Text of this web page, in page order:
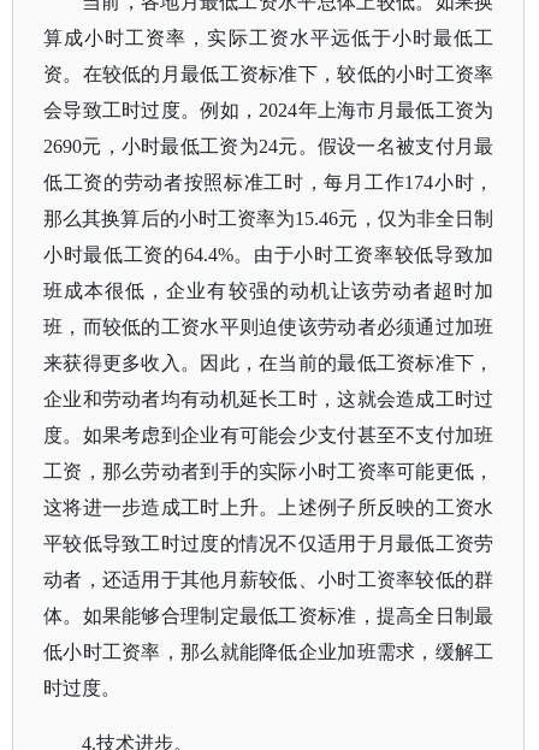
算成小时工资率，实际工资水平远低于小时最低工
资。 在较低的月最低工资标准下，较低的小时工资率
会导致工时过度。例如， 2024年上海市月最低工资为
2690元，小时最低工资为24元。假设一名被支付月最
低工资的劳动者按照标准工时，每月工作174小时，
那么其换算后的小时工资率为15.46元，仅为非全日制
小时最低工资的64.4%。由于小时工资率较低导致加
班成本很低，企业有较强的动机让该劳动者超时加
班，而较低的工资水平则迫使该劳动者必须通过加班
来获得更多收入。因此，在当前的最低工资标准下，
企业和劳动者均有动机延长工时，这就会造成工时过
度。如果考虑到企业有可能会少支付甚至不支付加班
工资，那么劳动者到手的实际小时工资率可能更低，
这将进一步造成工时上升。上述例子所反映的工资水
平较低导致工时过度的情况不仅适用于月最低工资劳
动者，还适用于其他月薪较低、小时工资率较低的群
体。如果能够合理制定最低工资标准，提高全日制最
低小时工资率，那么就能降低企业加班需求，缓解工
时过度。
4.技术进步。